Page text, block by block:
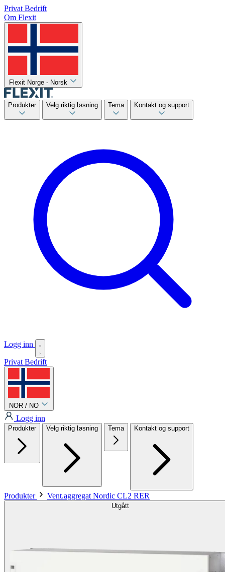
Privat Bedrift
Om Flexit
Flexit Norge - Norsk
Produkter Velg riktig løsning Tema Kontakt og support
Logg inn
Privat Bedrift
NOR / NO
Logg inn
Produkter Velg riktig løsning Tema Kontakt og support
Produkter Vent.aggregat Nordic CL2 RER
Utgått